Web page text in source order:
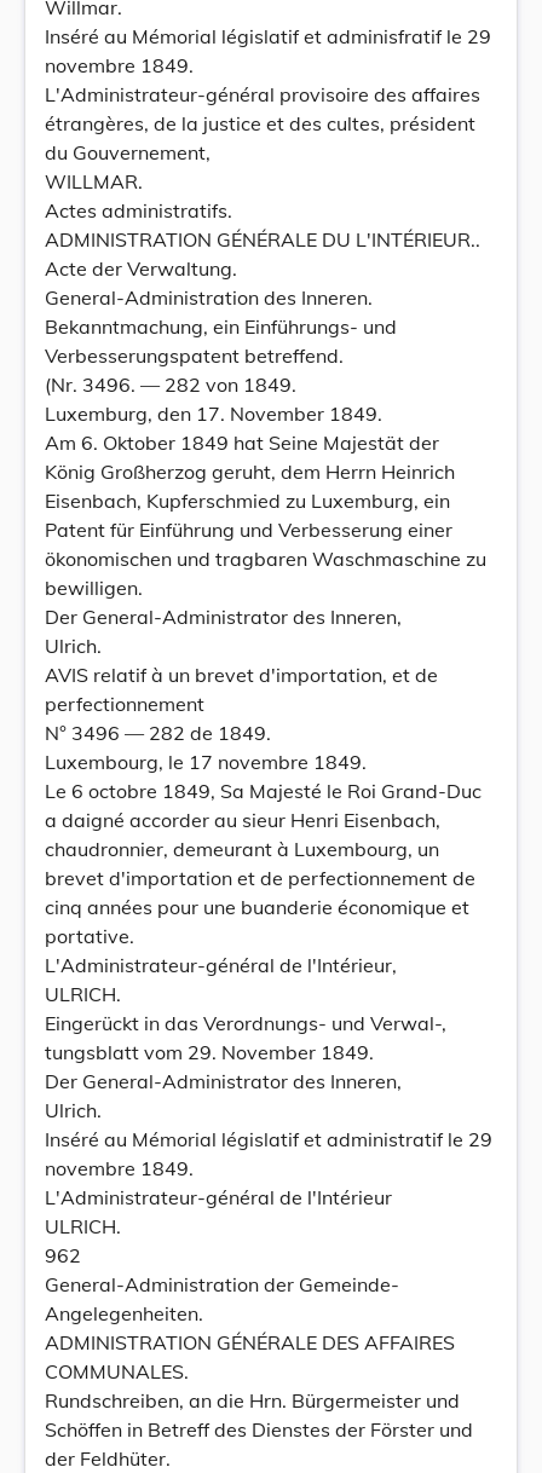
Willmar.
Inséré au Mémorial législatif et adminisfratif le 29
novembre 1849.
L'Administrateur-général provisoire des affaires
étrangères, de la justice et des cultes, président
du Gouvernement,
WILLMAR.
Actes administratifs.
ADMINISTRATION GÉNÉRALE DU L'INTÉRIEUR..
Acte der Verwaltung.
General-Administration des Inneren.
Bekanntmachung, ein Einführungs- und
Verbesserungspatent betreffend.
(Nr. 3496. — 282 von 1849.
Luxemburg, den 17. November 1849.
Am 6. Oktober 1849 hat Seine Majestät der
König Großherzog geruht, dem Herrn Heinrich
Eisenbach, Kupferschmied zu Luxemburg, ein
Patent für Einführung und Verbesserung einer
ökonomischen und tragbaren Waschmaschine zu
bewilligen.
Der General-Administrator des Inneren,
Ulrich.
AVIS relatif à un brevet d'importation, et de
perfectionnement
N° 3496 — 282 de 1849.
Luxembourg, le 17 novembre 1849.
Le 6 octobre 1849, Sa Majesté le Roi Grand-Duc
a daigné accorder au sieur Henri Eisenbach,
chaudronnier, demeurant à Luxembourg, un
brevet d'importation et de perfectionnement de
cinq années pour une buanderie économique et
portative.
L'Administrateur-général de l'Intérieur,
ULRICH.
Eingerückt in das Verordnungs- und Verwal-,
tungsblatt vom 29. November 1849.
Der General-Administrator des Inneren,
Ulrich.
Inséré au Mémorial législatif et administratif le 29
novembre 1849.
L'Administrateur-général de l'Intérieur
ULRICH.
962
General-Administration der Gemeinde-
Angelegenheiten.
ADMINISTRATION GÉNÉRALE DES AFFAIRES
COMMUNALES.
Rundschreiben, an die Hrn. Bürgermeister und
Schöffen in Betreff des Dienstes der Förster und
der Feldhüter.